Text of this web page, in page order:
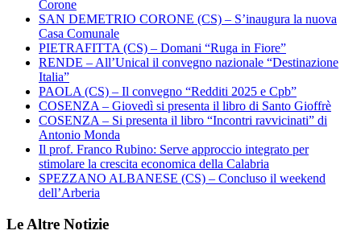
Corone
SAN DEMETRIO CORONE (CS) – S’inaugura la nuova
Casa Comunale
PIETRAFITTA (CS) – Domani “Ruga in Fiore”
RENDE – All’Unical il convegno nazionale “Destinazione
Italia”
PAOLA (CS) – Il convegno “Redditi 2025 e Cpb”
COSENZA – Giovedì si presenta il libro di Santo Gioffrè
COSENZA – Si presenta il libro “Incontri ravvicinati” di
Antonio Monda
Il prof. Franco Rubino: Serve approccio integrato per
stimolare la crescita economica della Calabria
SPEZZANO ALBANESE (CS) – Concluso il weekend
dell’Arberia
Le Altre Notizie